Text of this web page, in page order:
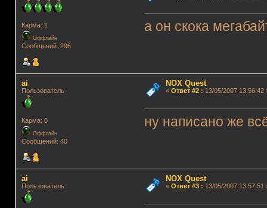
Карма: 1
Оффлайн
Сообщений: 296
а он скока
ai
Пользователь
Карма: 0
Оффлайн
Сообщений: 40
NOX Quest
« Ответ #2: 13/05/2007 13:56:42
ну написано же
ai
Пользователь
NOX Quest
« Ответ #3: 13/05/2007 13:57:51